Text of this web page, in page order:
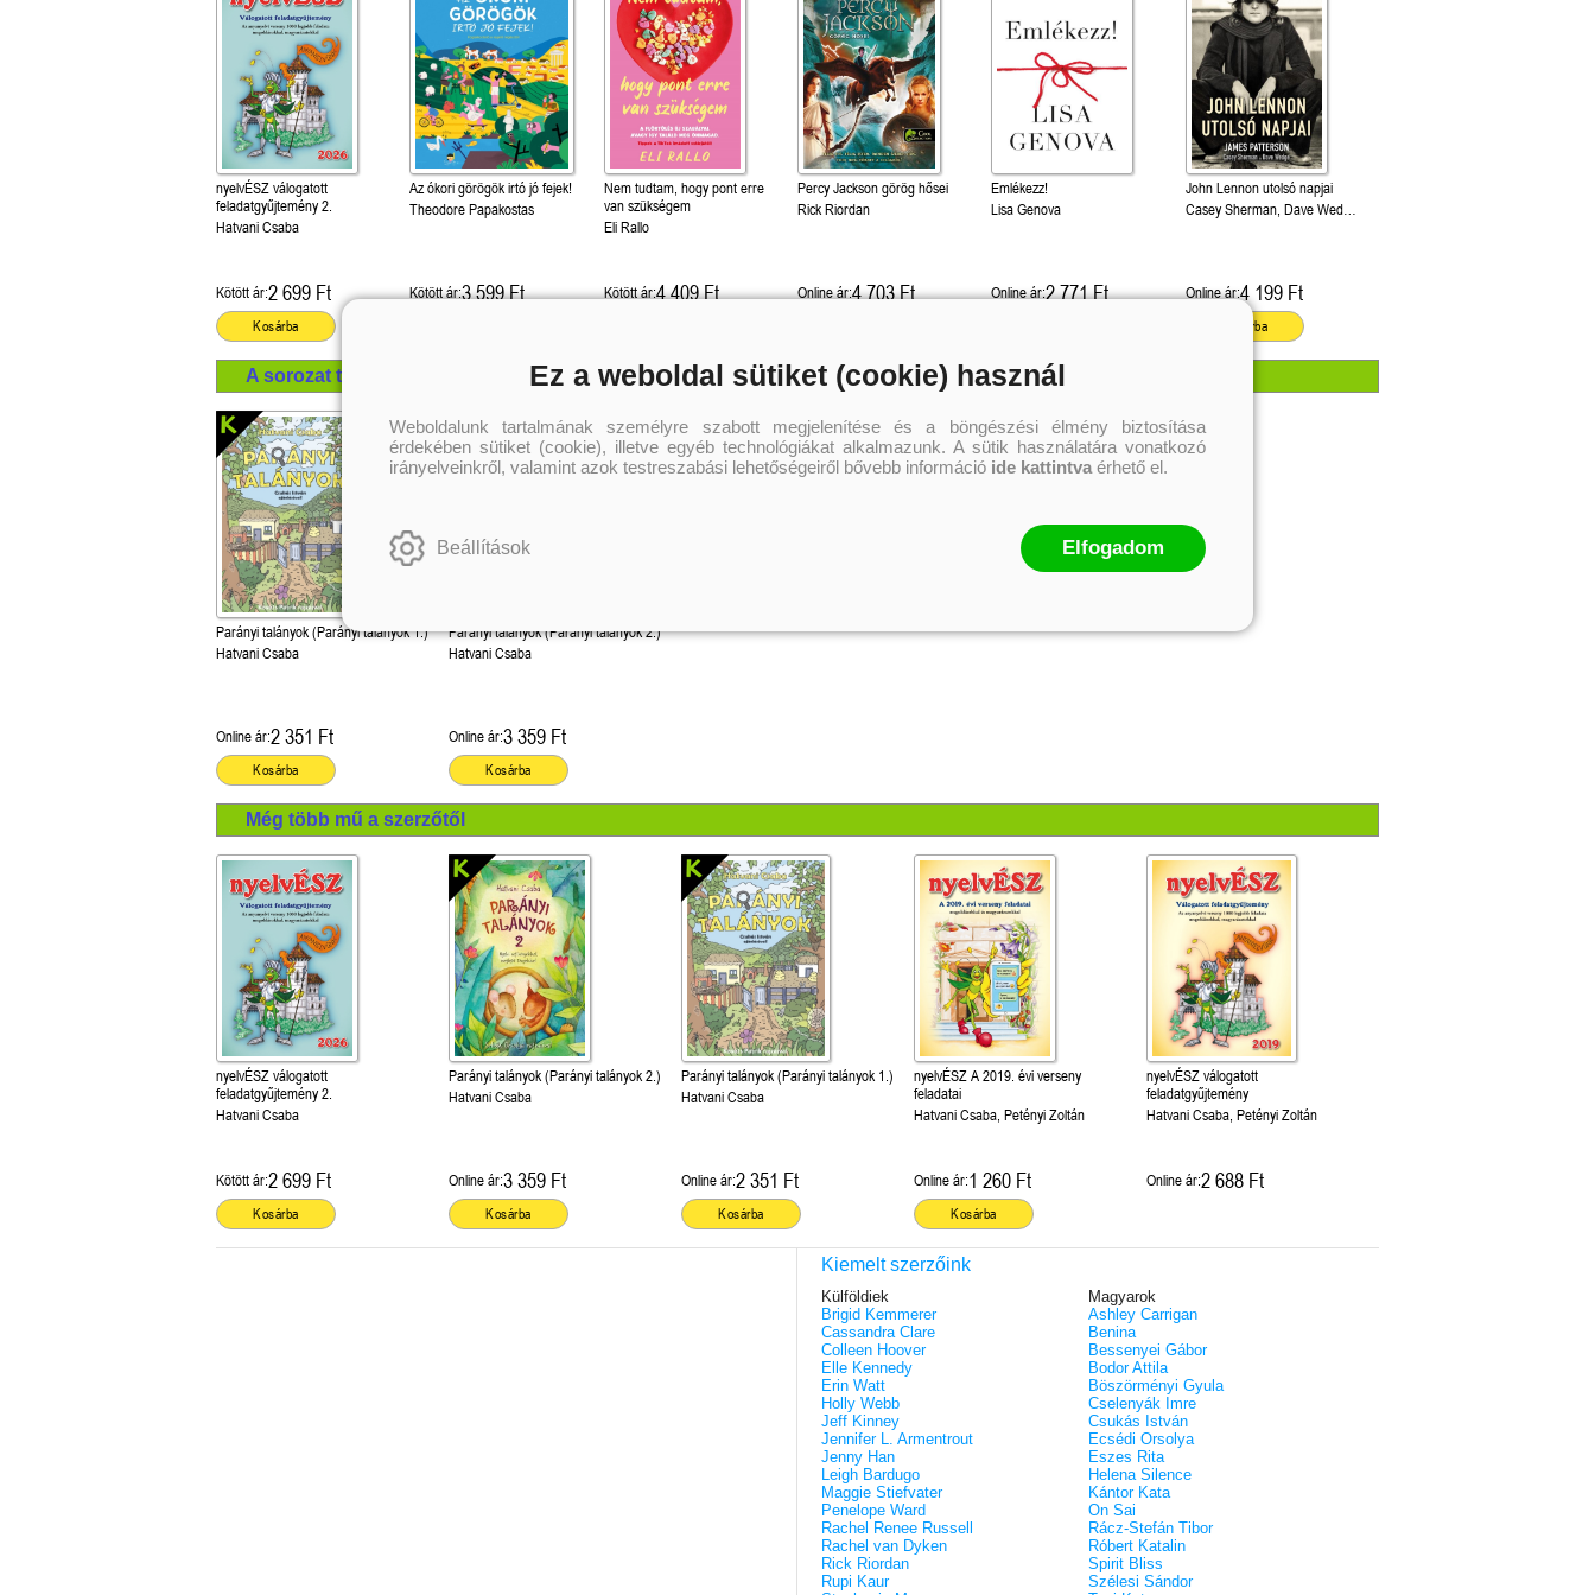
nyelvÉSZ válogatott
feladatgyűjtemény 2.
Hatvani Csaba
Kötött ár:2 699 Ft
Kosárba
Az ókori görögök irtó jó fejek!
Theodore Papakostas
Kötött ár:3 599 Ft
Nem tudtam, hogy pont erre
van szükségem
Eli Rallo
Kötött ár:4 409 Ft
Percy Jackson görög hősei
Rick Riordan
Online ár:4 703 Ft
Emlékezz!
Lisa Genova
Online ár:2 771 Ft
John Lennon utolsó napjai
Casey Sherman, Dave Wedge,
Online ár:4 199 Ft
Kosárba
A sorozat további termékei
Parányi talányok (Parányi talányok 1.)
Hatvani Csaba
Online ár:2 351 Ft
Kosárba
Parányi talányok (Parányi talányok 2.)
Hatvani Csaba
Online ár:3 359 Ft
Kosárba
Még több mű a szerzőtől
nyelvÉSZ válogatott
feladatgyűjtemény 2.
Hatvani Csaba
Kötött ár:2 699 Ft
Kosárba
Parányi talányok (Parányi talányok 2.)
Hatvani Csaba
Online ár:3 359 Ft
Kosárba
Parányi talányok (Parányi talányok 1.)
Hatvani Csaba
Online ár:2 351 Ft
Kosárba
nyelvÉSZ A 2019. évi verseny
feladatai
Hatvani Csaba, Petényi Zoltán
Online ár:1 260 Ft
Kosárba
nyelvÉSZ válogatott
feladatgyűjtemény
Hatvani Csaba, Petényi Zoltán
Online ár:2 688 Ft
Kiemelt szerzőink
Külföldiek
Brigid Kemmerer
Cassandra Clare
Colleen Hoover
Elle Kennedy
Erin Watt
Holly Webb
Jeff Kinney
Jennifer L. Armentrout
Jenny Han
Leigh Bardugo
Maggie Stiefvater
Penelope Ward
Rachel Renee Russell
Rachel van Dyken
Rick Riordan
Rupi Kaur
Magyarok
Ashley Carrigan
Benina
Bessenyei Gábor
Bodor Attila
Böszörményi Gyula
Cselenyák Imre
Csukás István
Ecsédi Orsolya
Eszes Rita
Helena Silence
Kántor Kata
On Sai
Rácz-Stefán Tibor
Róbert Katalin
Spirit Bliss
Szélesi Sándor
Ez a weboldal sütiket (cookie) használ
Weboldalunk tartalmának személyre szabott megjelenítése és a böngészési élmény biztosítása
érdekében sütiket (cookie), illetve egyéb technológiákat alkalmazunk. A sütik használatára vonatkozó
irányelveinkről, valamint azok testreszabási lehetőségeiről bővebb információ ide kattintva érhető el.
Beállítások Elfogadom